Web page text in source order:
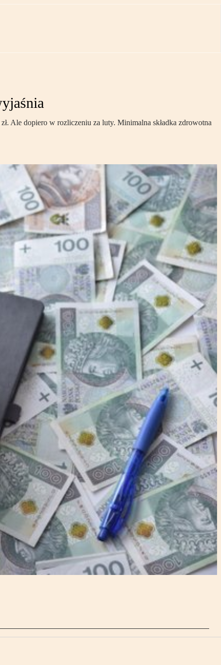
Ale dopiero w rozliczeniu za luty. Minimalna składka zdrowotna